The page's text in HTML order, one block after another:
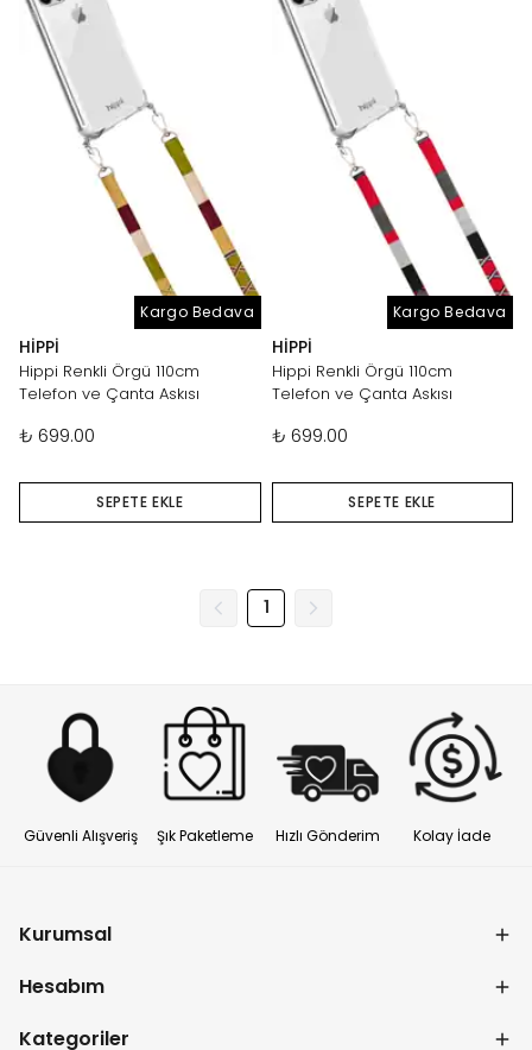
Kargo Bedava
HIPPI
Hippi Renkli Örgü 110cm
Telefon ve Çanta Askısı
₺ 699.00
SEPETE EKLE
Kargo Bedava
HIPPI
Hippi Renkli Örgü 110cm
Telefon ve Çanta Askısı
₺ 699.00
SEPETE EKLE
1
Güvenli Alışveriş Şık Paketleme Hızlı Gönderim Kolay İade
Kurumsal
Hesabım
Kategoriler